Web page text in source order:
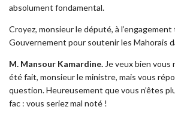
absolument fondamental.
Croyez, monsieur le député, à
Gouvernement pour soutenir les Mahorais
M. Mansour Kamardine. Je veux bien vous
été fait, monsieur le ministre, mais vous
question. Heureusement que vous n’êtes
fac : vous seriez mal noté !